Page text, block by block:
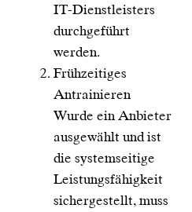
IT-Dienstleisters
durchgeführt
werden.
Frühzeitiges
Antrainieren
Wurde ein Anbieter
ausgewählt und ist
die systemseitige
Leistungsfähigkeit
sichergestellt, muss